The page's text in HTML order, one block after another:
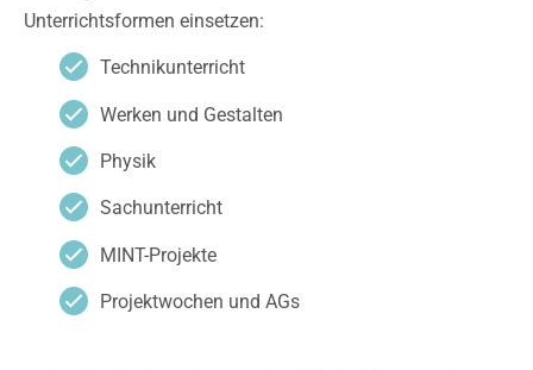
Unterrichtsformen einsetzen:
Technikunterricht
Werken und Gestalten
Physik
Sachunterricht
MINT-Projekte
Projektwochen und AGs